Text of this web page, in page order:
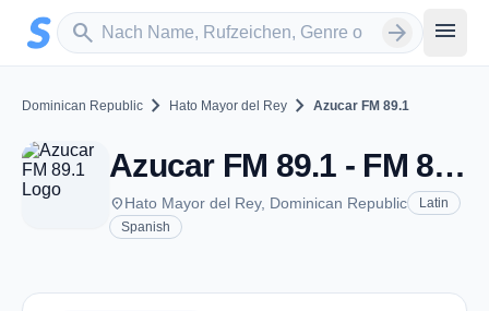
Zum Hauptinhalt springen
search
Sender suchen arrow_forward menu
Dominican Republic chevron_right Hato Mayor del Rey chevron_right Azucar FM 89.1
Azucar FM 89.1 - FM 89.1 - Hato Mayor del Rey
placeHato Mayor del Rey, Dominican Republic
Latin
Spanish